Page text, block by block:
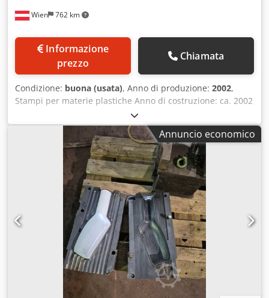
Wien 762 km
prezzo
Chiamata
Condizione: buona (usata), Anno di produzione: 2002,
Stampi per materie plastiche Anno di costruzione: ca. 2002
Dcedpfx Amsx Hkq Hs Hjk 2x Caviete
Annuncio economico